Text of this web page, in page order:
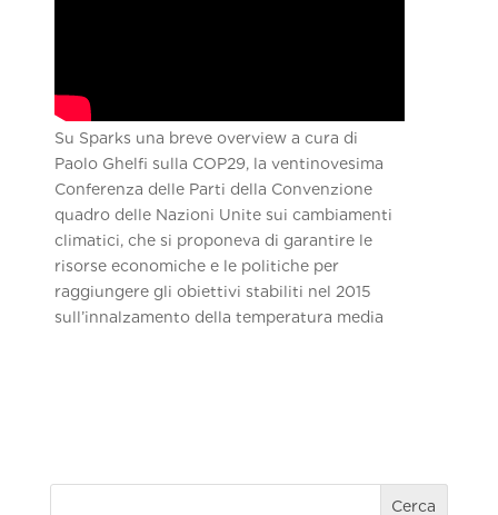
Su Sparks una breve overview a cura di
Paolo Ghelfi sulla COP29, la ventinovesima
Conferenza delle Parti della Convenzione
quadro delle Nazioni Unite sui cambiamenti
climatici, che si proponeva di garantire le
risorse economiche e le politiche per
raggiungere gli obiettivi stabiliti nel 2015
sull’innalzamento della temperatura media
Cerca